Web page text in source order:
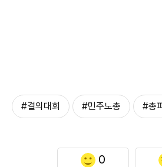
#결의대회 #민주노총 #총
0